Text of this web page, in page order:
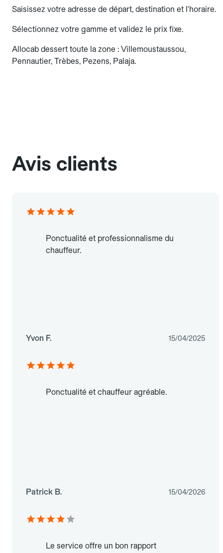
Saisissez votre adresse de départ, destination et l'horaire.
Sélectionnez votre gamme et validez le prix fixe.
Allocab dessert toute la zone : Villemoustaussou,
Pennautier, Trèbes, Pezens, Palaja.
Avis clients
Ponctualité et professionnalisme du
chauffeur.
Yvon F. 15/04/2025
Ponctualité et chauffeur agréable.
Patrick B. 15/04/2026
Le service offre un bon rapport